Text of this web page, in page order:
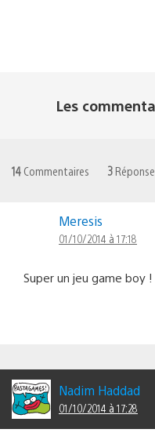
Les
14 Commentaires 3
Meresis
01/10/2014 à 17:18
Super un jeu game boy !
Nadim Haddad
01/10/2014 à 17:28